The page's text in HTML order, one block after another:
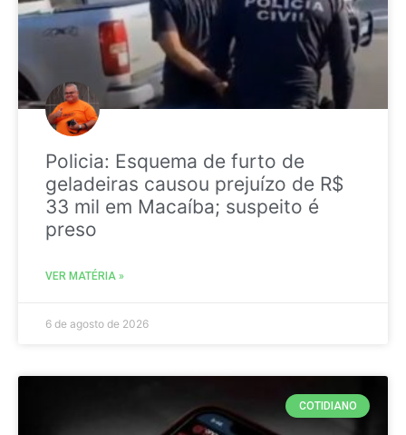
Policia: Esquema de furto de
geladeiras causou prejuízo de R$
33 mil em Macaíba; suspeito é
preso
VER MATÉRIA »
6 de agosto de 2026
COTIDIANO